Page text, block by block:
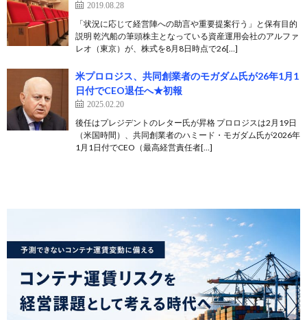
2019.08.28
「状況に応じて経営陣への助言や重要提案行う」と保有目的
説明 乾汽船の筆頭株主となっている資産運用会社のアルファ
レオ（東京）が、株式を8月8日時点で26[…]
米プロロジス、共同創業者のモガダム氏が26年1月1
日付でCEO退任へ★初報
2025.02.20
後任はプレジデントのレター氏が昇格 プロロジスは2月19日
（米国時間）、共同創業者のハミード・モガダム氏が2026年
1月1日付でCEO（最高経営責任者[…]